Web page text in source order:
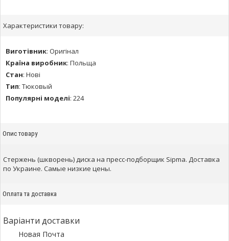
Характеристики товару:
Виготівник: Оригінал
Країна виробник: Польща
Стан: Нові
Тип: Тюковый
Популярні моделі: 224
Опис товару
Стержень (шкворень) диска на пресс-подборщик Sipma. Доставка
по Украине. Самые низкие цены.
Оплата та доставка
Варіанти доставки
Новая Почта